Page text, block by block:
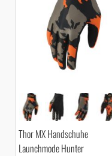
Thor MX Handschuhe
Launchmode Hunter